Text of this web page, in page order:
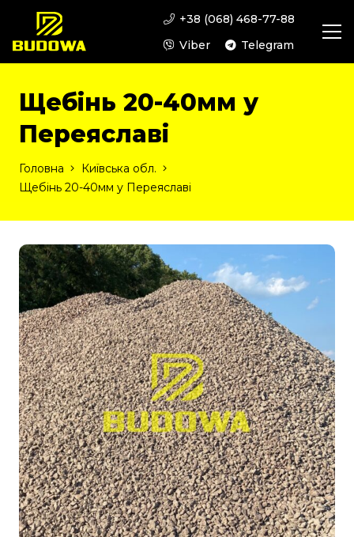
+38 (068) 468-77-88
Viber
Telegram
Щебінь 20-40мм у
Переяславі
Головна
Київська обл.
Щебінь 20-40мм у Переяславі